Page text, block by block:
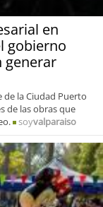
en
gobierno
generar
de la Ciudad Puerto
de las obras que
soyvalparaiso